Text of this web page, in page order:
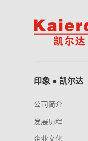
印象 ● 凯尔达
公司简介
发展历程
企业文化